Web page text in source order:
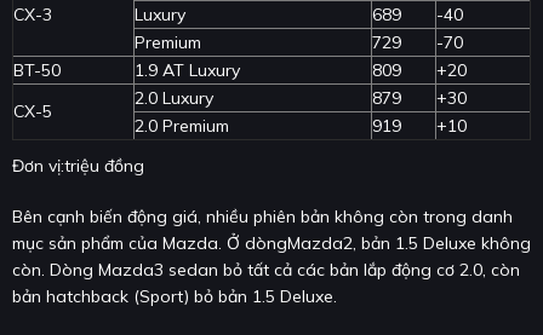
CX-3
Luxury
689
-40
Premium
729
-70
BT-50
1.9 AT Luxury 809
+20
CX-5
2.0 Luxury 879
+30
2.0 Premium
919
+10
Đơn vị:triệu đồng
Bên cạnh biến động giá, nhiều phiên bản không còn trong danh
mục sản phẩm của Mazda. Ở dòngMazda2, bản 1.5 Deluxe không
còn. Dòng Mazda3 sedan bỏ tất cả các bản lắp động cơ 2.0, còn
bản hatchback (Sport) bỏ bản 1.5 Deluxe.